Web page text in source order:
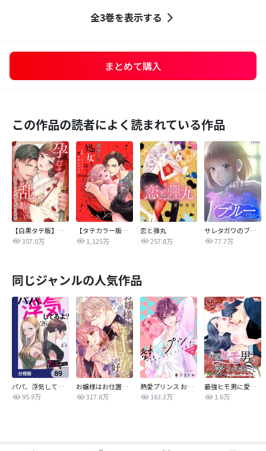
全3巻を表示する
まとめて購入
この作品の読者によく読まれている作品
【白黒タテ版】孕むまで乱れいけ～身代わり花嫁と軍服の猛愛
357.0万
【タテカラー版】漣蒼士に処女を捧ぐ～さあ、じっくり愛でましょうか
1,125万
恋と弾丸
257.8万
サレタガワのブルー【タテヨミ】
77.7万
同じジャンルの人気作品
パパ、浮気してるよ？娘と二人でクズ夫を捨てます【分冊版】
95.9万
お嬢様はお仕置きが好き
317.8万
熱愛プリンス お兄ちゃんはキミが好き
163.3万
最強ヒモ男に愛されまして
1.6万